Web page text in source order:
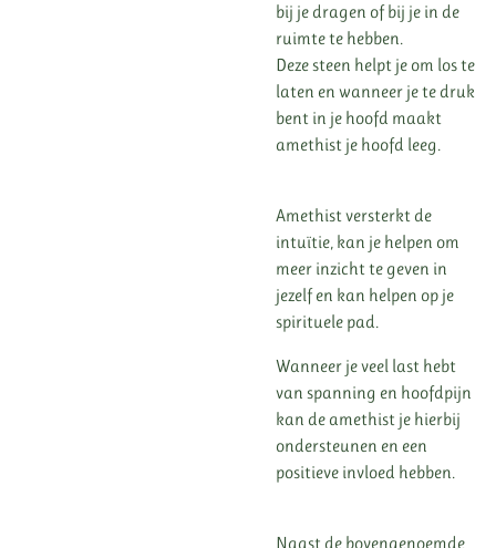
bij je dragen of bij je in de
ruimte te hebben.
Deze steen helpt je om los te
laten en wanneer je te druk
bent in je hoofd maakt
amethist je hoofd leeg.
Amethist versterkt de
intuïtie, kan je helpen om
meer inzicht te geven in
jezelf en kan helpen op je
spirituele pad.
Wanneer je veel last hebt
van spanning en hoofdpijn
kan de amethist je hierbij
ondersteunen en een
positieve invloed hebben.
Naast de bovengenoemde